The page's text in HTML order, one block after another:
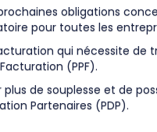
obligations
pour toutes les
qui nécessite de
(PPF).
de souplesse et de
Partenaires (PDP).